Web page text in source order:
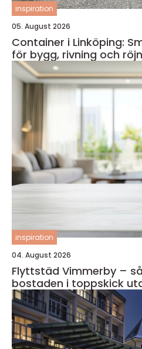
inspiration
05. August 2026
Container i Linköping:
för bygg, rivning och
inspiration
04. August 2026
Flyttstäd Vimmerby –
bostaden i toppskick